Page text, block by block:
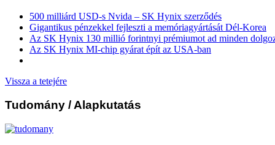
500 milliárd USD-s Nvida – SK Hynix szerződés
Gigantikus pénzekkel fejleszti a memóriagyártását Dél-Korea
Az SK Hynix 130 millió forintnyi prémiumot ad minden
Az SK Hynix MI-chip gyárat épít az USA-ban
Vissza a tetejére
Tudomány / Alapkutatás